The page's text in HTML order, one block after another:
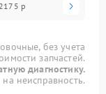
2175 р
без учета
запчастей.
диагностику.
неисправность.